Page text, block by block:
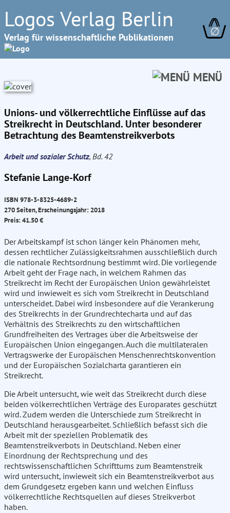
Logos Verlag Berlin
Verlag für wissenschaftliche Publikationen ∅
MENÜ
Unions- und völkerrechtliche Einflüsse auf das
Streikrecht in Deutschland. Unter besonderer
Betrachtung des Beamtenstreikverbots
Arbeit und sozialer Schutz, Bd. 42
Stefanie Lange-Korf
ISBN 978-3-8325-4689-2
270 Seiten, Erscheinungsjahr: 2018
Preis: 41.50 €
Der Arbeitskampf ist schon länger kein Phänomen mehr,
dessen rechtlicher Zulässigkeitsrahmen ausschließlich durch
die nationale Rechtsordnung bestimmt wird. Die vorliegende
Arbeit geht der Frage nach, in welchem Rahmen das
Streikrecht im Recht der Europäischen Union gewährleistet
wird und inwieweit es sich vom Streikrecht in Deutschland
unterscheidet. Dabei wird insbesondere auf die Verankerung
des Streikrechts in der Grundrechtecharta und auf das
Verhältnis des Streikrechts zu den wirtschaftlichen
Grundfreiheiten des Vertrages über die Arbeitsweise der
Europäischen Union eingegangen. Auch die multilateralen
Vertragswerke der Europäischen Menschenrechtskonvention
und der Europäischen Sozialcharta garantieren ein
Streikrecht.
Die Arbeit untersucht, wie weit das Streikrecht durch diese
beiden völkerrechtlichen Verträge des Europarates geschützt
wird. Zudem werden die Unterschiede zum Streikrecht in
Deutschland herausgearbeitet. Schließlich befasst sich die
Arbeit mit der speziellen Problematik des
Beamtenstreikverbots in Deutschland. Neben einer
Einordnung der Rechtsprechung und des
rechtswissenschaftlichen Schrifttums zum Beamtenstreik
wird untersucht, inwieweit sich ein Beamtenstreikverbot aus
dem Grundgesetz ergeben kann und welchen Einfluss
völkerrechtliche Rechtsquellen auf dieses Streikverbot
haben.